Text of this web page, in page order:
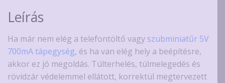
Leírás
Ha már nem elég a telefontöltő vagy szubminiatűr 5V
700mA tápegység, és ha van elég hely a beépítésre,
akkor ez jó megoldás. Túlterhelés, túlmelegedés és
rövidzár védelemmel ellátott, korrektül megtervezett